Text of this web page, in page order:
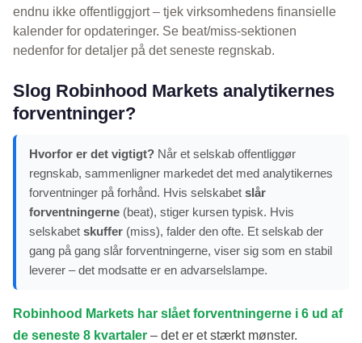
endnu ikke offentliggjort – tjek virksomhedens finansielle
kalender for opdateringer. Se beat/miss-sektionen
nedenfor for detaljer på det seneste regnskab.
Slog Robinhood Markets analytikernes
forventninger?
Hvorfor er det vigtigt? Når et selskab offentliggør
regnskab, sammenligner markedet det med analytikernes
forventninger på forhånd. Hvis selskabet slår
forventningerne (beat), stiger kursen typisk. Hvis
selskabet skuffer (miss), falder den ofte. Et selskab der
gang på gang slår forventningerne, viser sig som en stabil
leverer – det modsatte er en advarselslampe.
Robinhood Markets har slået forventningerne i 6 ud af
de seneste 8 kvartaler – det er et stærkt mønster.